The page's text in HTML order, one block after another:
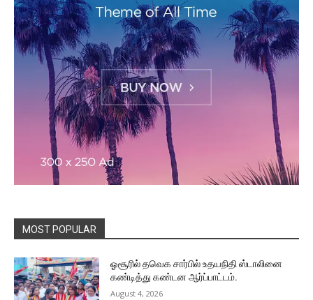
MOST POPULAR
ஓசூரில் தவெக சார்பில் உதயநிதி ஸ்டாலினை
கண்டித்து கண்டன ஆர்ப்பாட்டம்.
August 4, 2026